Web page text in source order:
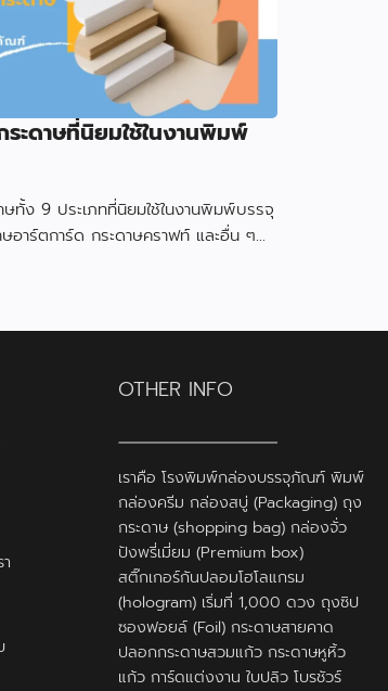
ะดาษที่นิยมใช้ในงานพิมพ์
ษทั้ง 9 ประเภทที่นิยมใช้ในงานพิมพ์บรรจุ
อาร์ตการ์ด กระดาษคราฟท์ และอื่น ๆ
OTHER INFO
เราคือ โรงพิมพ์กล่องบรรจุภัณฑ์ พิมพ์
กล่องครีม กล่องสบู่ (Packaging) ถุง
กระดาษ (shopping bag) กล่องจั่ว
ปังพรี่เมี่ยม (Premium box)
สติ๊กเกอร์กันปลอมโฮโลแกรม
(hologram) เริ่มที่ 1,000 ดวง ถุงซิป
ซองฟอยล์ (Foil) กระดาษสายคาด
ปลอกกระดาษสวมแก้ว กระดาษหูหิ้ว
แก้ว การ์ดแต่งงาน ใบปลิว โบรชัวร์